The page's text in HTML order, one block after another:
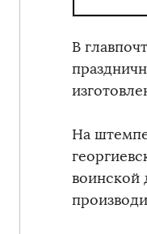
В
На
воинской